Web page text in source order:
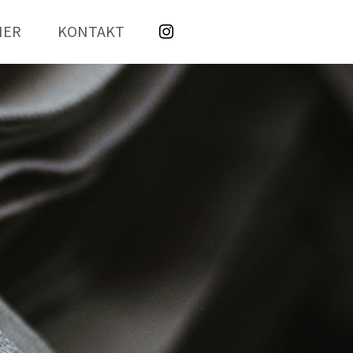
KONTAKT